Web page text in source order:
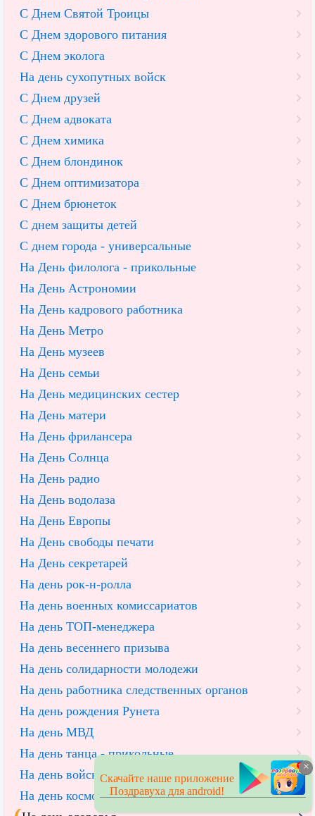
С Днем Святой Троицы
С Днем здорового питания
С Днем эколога
На день сухопутных войск
С Днем друзей
С Днем адвоката
С Днем химика
С Днем блондинок
С Днем оптимизатора
С Днем брюнеток
С днем защиты детей
С днем города - универсальные
На День филолога - прикольные
На День Астрономии
На День кадрового работника
На День Метро
На День музеев
На День семьи
На День медицинских сестер
На День матери
На День фрилансера
На День Солнца
На День радио
На День водолаза
На День Европы
На День свободы печати
На День секретарей
На день рок-н-ролла
На день военных комиссариатов
На день ТОП-менеджера
На день весеннего призыва
На день солидарности молодежи
На день работника следственных органов
На день рождения Рунета
На день МВД
На день танца - прикольные
На день войск противовоздушной обороны страны
На день космонавтики - прикольные
×
Скачайте наше приложение
Поздравуха для android!